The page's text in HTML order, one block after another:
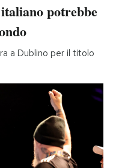
potrebbe
a Dublino per il titolo